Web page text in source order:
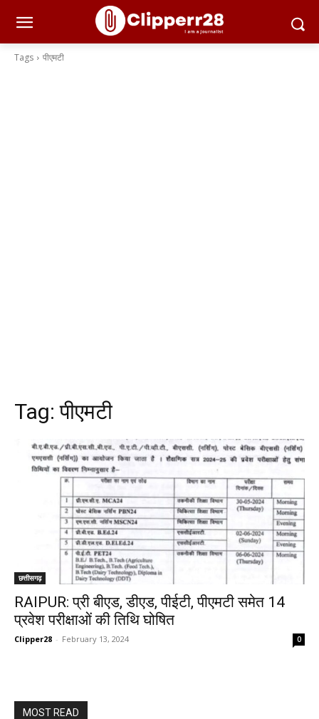
Tags पीएमटी
Tag:पीएमटी
छत्तीसगढ़
RAIPUR: प्री बीएड, डीएड, पीईटी, पीएमटी समेत 14
प्रवेश परीक्षाओं की तिथि घोषित
Clipper28 - February 13, 2024 0
MOST READ